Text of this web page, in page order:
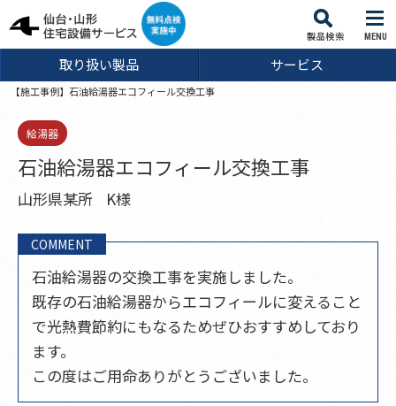
MENU
取り扱い製品 サービス
【施工事例】石油給湯器エコフィール交換工事
給湯器
石油給湯器エコフィール交換工事
山形県某所 K様
COMMENT
石油給湯器の交換工事を実施しました。
既存の石油給湯器からエコフィールに変えること
で光熱費節約にもなるためぜひおすすめしており
ます。
この度はご用命ありがとうございました。